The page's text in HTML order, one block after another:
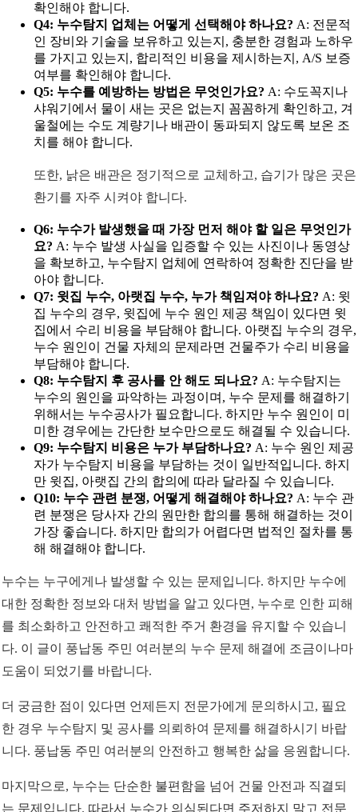
확인해야 합니다.
Q4: 누수탐지 업체는 어떻게 선택해야 하나요? A: 전문적
인 장비와 기술을 보유하고 있는지, 충분한 경험과 노하우
를 가지고 있는지, 합리적인 비용을 제시하는지, A/S 보증
여부를 확인해야 합니다.
Q5: 누수를 예방하는 방법은 무엇인가요? A: 수도꼭지나
샤워기에서 물이 새는 곳은 없는지 꼼꼼하게 확인하고, 겨
울철에는 수도 계량기나 배관이 동파되지 않도록 보온 조
치를 해야 합니다.
또한, 낡은 배관은 정기적으로 교체하고, 습기가 많은 곳은
환기를 자주 시켜야 합니다.
Q6: 누수가 발생했을 때 가장 먼저 해야 할 일은 무엇인가
요? A: 누수 발생 사실을 입증할 수 있는 사진이나 동영상
을 확보하고, 누수탐지 업체에 연락하여 정확한 진단을 받
아야 합니다.
Q7: 윗집 누수, 아랫집 누수, 누가 책임져야 하나요? A: 윗
집 누수의 경우, 윗집에 누수 원인 제공 책임이 있다면 윗
집에서 수리 비용을 부담해야 합니다. 아랫집 누수의 경우,
누수 원인이 건물 자체의 문제라면 건물주가 수리 비용을
부담해야 합니다.
Q8: 누수탐지 후 공사를 안 해도 되나요? A: 누수탐지는
누수의 원인을 파악하는 과정이며, 누수 문제를 해결하기
위해서는 누수공사가 필요합니다. 하지만 누수 원인이 미
미한 경우에는 간단한 보수만으로도 해결될 수 있습니다.
Q9: 누수탐지 비용은 누가 부담하나요? A: 누수 원인 제공
자가 누수탐지 비용을 부담하는 것이 일반적입니다. 하지
만 윗집, 아랫집 간의 합의에 따라 달라질 수 있습니다.
Q10: 누수 관련 분쟁, 어떻게 해결해야 하나요? A: 누수 관
련 분쟁은 당사자 간의 원만한 합의를 통해 해결하는 것이
가장 좋습니다. 하지만 합의가 어렵다면 법적인 절차를 통
해 해결해야 합니다.
누수는 누구에게나 발생할 수 있는 문제입니다. 하지만 누수에
대한 정확한 정보와 대처 방법을 알고 있다면, 누수로 인한 피해
를 최소화하고 안전하고 쾌적한 주거 환경을 유지할 수 있습니
다. 이 글이 풍납동 주민 여러분의 누수 문제 해결에 조금이나마
도움이 되었기를 바랍니다.
더 궁금한 점이 있다면 언제든지 전문가에게 문의하시고, 필요
한 경우 누수탐지 및 공사를 의뢰하여 문제를 해결하시기 바랍
니다. 풍납동 주민 여러분의 안전하고 행복한 삶을 응원합니다.
마지막으로, 누수는 단순한 불편함을 넘어 건물 안전과 직결되
는 문제입니다. 따라서 누수가 의심된다면 주저하지 말고 전문